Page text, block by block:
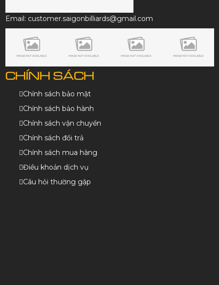
Email: customer.saigonbilliards@gmail.com
CHÍNH SÁCH
Chính sách bảo mật
Chính sách bảo hành
Chính sách vận chuyển
Chính sách đổi trả
Chính sách mua hàng
Điều khoản dịch vụ
Câu hỏi thường gặp